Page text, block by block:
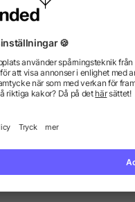
teknikpåse av GRS RPET,
från 29,08 kr
Vi har